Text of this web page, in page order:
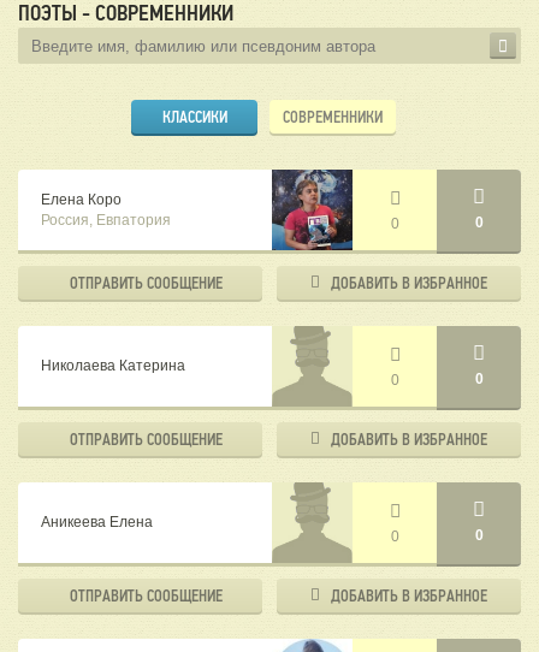
ПОЭТЫ - СОВРЕМЕННИКИ
КЛАССИКИ СОВРЕМЕННИКИ
Елена Коро
Россия, Евпатория
0 0
ОТПРАВИТЬСООБЩЕНИЕ ДОБАВИТЬ В ИЗБРАННОЕ
Николаева Катерина
0
0
ОТПРАВИТЬСООБЩЕНИЕ ДОБАВИТЬ В ИЗБРАННОЕ
Аникеева Елена
0
0
ОТПРАВИТЬСООБЩЕНИЕ ДОБАВИТЬ В ИЗБРАННОЕ